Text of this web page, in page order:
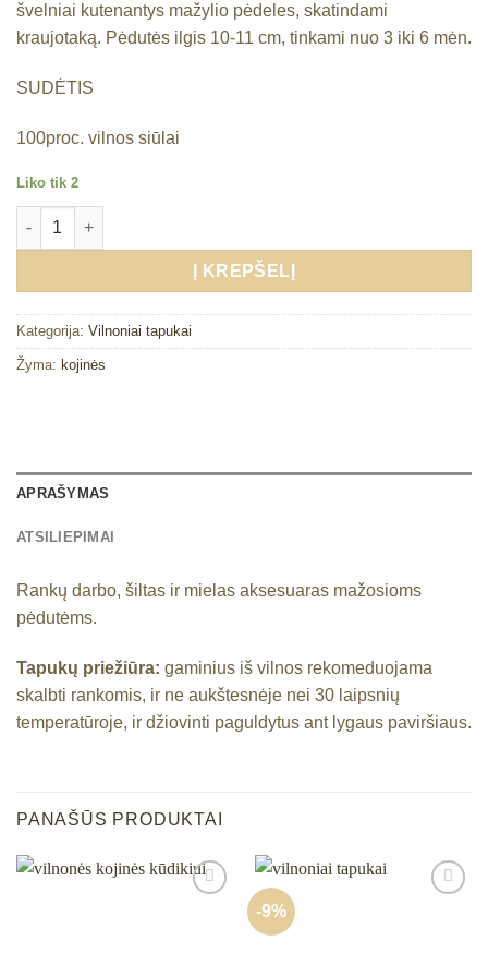
švelniai kutenantys mažylio pėdeles, skatindami
kraujotaką. Pėdutės ilgis 10-11 cm, tinkami nuo 3 iki 6 mėn.
SUDĖTIS
100proc. vilnos siūlai
Liko tik 2
produkto kiekis: Vilnoniai tapukai 3-6 mėn. "Pieno baltumo"
Į KREPŠELĮ
Kategorija: Vilnoniai tapukai
Žyma: kojinės
APRAŠYMAS
ATSILIEPIMAI
Rankų darbo, šiltas ir mielas aksesuaras mažosioms
pėdutėms.
Tapukų priežiūra: gaminius iš vilnos rekomeduojama
skalbti rankomis, ir ne aukštesnėje nei 30 laipsnių
temperatūroje, ir džiovinti paguldytus ant lygaus paviršiaus.
PANAŠŪS PRODUKTAI
-9%